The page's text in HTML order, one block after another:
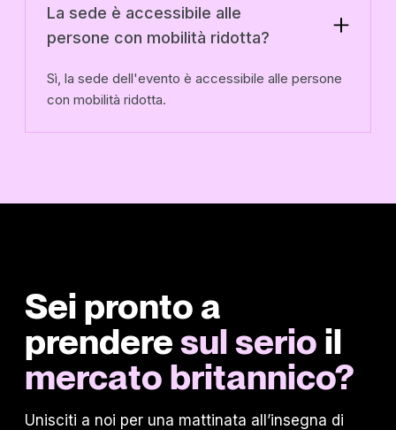
La sede è accessibile alle
persone con mobilità ridotta?
Sì, la sede dell'evento è accessibile alle persone
con mobilità ridotta.
Sei pronto a
prenderesul serio il
mercato britannico?
Unisciti a noi per una mattinata all’insegna di